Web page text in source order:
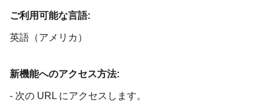
ご利用可能な言語:
英語（アメリカ）
新機能へのアクセス方法:
- 次の URL にアクセスします。